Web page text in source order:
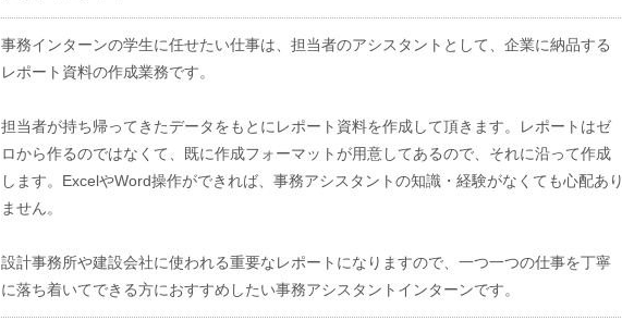
事務インターンの学生に任せたい仕事は、担当者のアシスタントとして、企業に納品する
レポート資料の作成業務です。
担当者が持ち帰ってきたデータをもとにレポート資料を作成して頂きます。レポートはゼ
ロから作るのではなくて、既に作成フォーマットが用意してあるので、それに沿って作成
します。ExcelやWord操作ができれば、事務アシスタントの知識・経験がなくても心配あり
ません。
設計事務所や建設会社に使われる重要なレポートになりますので、一つ一つの仕事を丁寧
に落ち着いてできる方におすすめしたい事務アシスタントインターンです。